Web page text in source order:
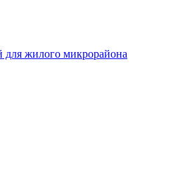
жилого микрорайона